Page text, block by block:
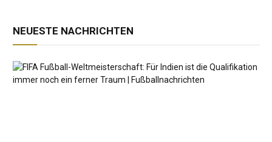
NEUESTE NACHRICHTEN